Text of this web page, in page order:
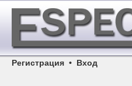
Регистрация • Вход